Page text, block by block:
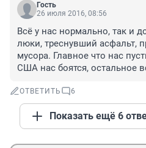
Гость
26 июля 2016, 08:56
Всё у нас нормально, так и
люки, треснувший асфальт,
мусора. Главное что нас
США нас боятся, остальное
ОТВЕТИТЬ 6
Показать ещё 6